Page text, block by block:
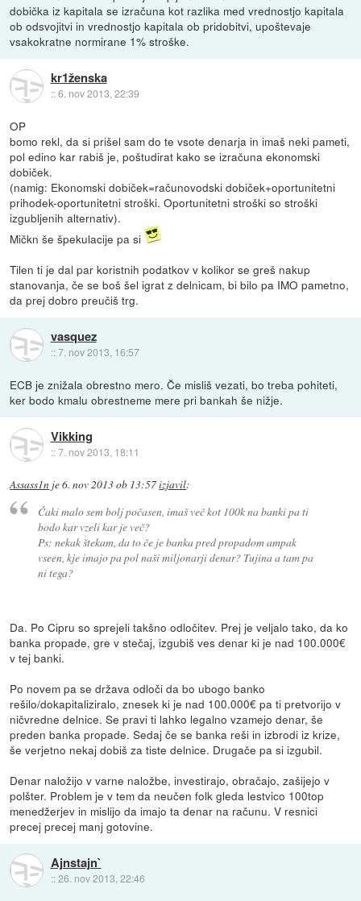
dobička iz kapitala se izračuna kot razlika med vrednostjo kapitala
ob odsvojitvi in vrednostjo kapitala ob pridobitvi, upoštevaje
vsakokratne normirane 1% stroške.
kr1ženska
::6. nov 2013, 22:39
OP
bomo rekl, da si prišel sam do te vsote denarja in imaš neki pameti,
pol edino kar rabiš je, poštudirat kako se izračuna ekonomski
dobiček.
(namig: Ekonomski dobiček=računovodski dobiček+oportunitetni
prihodek-oportunitetni stroški. Oportunitetni stroški so stroški
izgubljenih alternativ).
Mičkn še špekulacije pa si
Tilen ti je dal par koristnih podatkov v kolikor se greš nakup
stanovanja, če se boš šel igrat z delnicam, bi bilo pa IMO pametno,
da prej dobro preučiš trg.
vasquez
::7. nov 2013, 16:57
ECB je znižala obrestno mero. Če misliš vezati, bo treba pohiteti,
ker bodo kmalu obrestneme mere pri bankah še nižje.
Vikking
::7. nov 2013, 18:11
Assass1n je6. nov 2013 ob 13:57izjavil:
Čaki malo sem bolj počasen, imaš več kot 100k na banki pa ti
bodo kar vzeli kar je več?
Ps: nekak štekam, da to če je banka pred propadom ampak
vseen, kje imajo pa pol naši miljonarji denar? Tujina a tam pa
ni tega?
Da. Po Cipru so sprejeli takšno odločitev. Prej je veljalo tako, da ko
banka propade, gre v stečaj, izgubiš ves denar ki je nad 100.000€
v tej banki.
Po novem pa se država odloči da bo ubogo banko
rešilo/dokapitaliziralo, znesek ki je nad 100.000€ pa ti pretvorijo v
ničvredne delnice. Se pravi ti lahko legalno vzamejo denar, še
preden banka propade. Sedaj če se banka reši in izbrodi iz krize,
še verjetno nekaj dobiš za tiste delnice. Drugače pa si izgubil.
Denar naložijo v varne naložbe, investirajo, obračajo, zašijejo v
polšter. Problem je v tem da neučen folk gleda lestvico 100top
menedžerjev in mislijo da imajo ta denar na računu. V resnici
precej precej manj gotovine.
Ajnstajn`
::26. nov 2013, 22:46